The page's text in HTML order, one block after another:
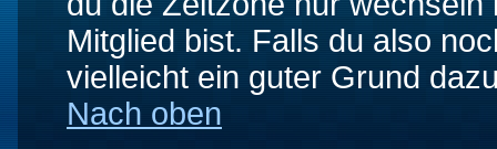
Mitglied bist. Falls du also
vielleicht ein guter Grund
Nach oben